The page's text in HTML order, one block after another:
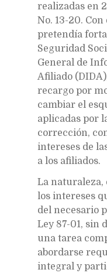
realizadas en
No. 13-20.
pretendía
Seguridad
General de
Afiliado
recargo por
cambiar el
aplicadas por
corrección,
intereses de
a los afiliados.
La naturaleza,
los intereses
del necesario
Ley 87-01, sin
una tarea
abordarse
integral y